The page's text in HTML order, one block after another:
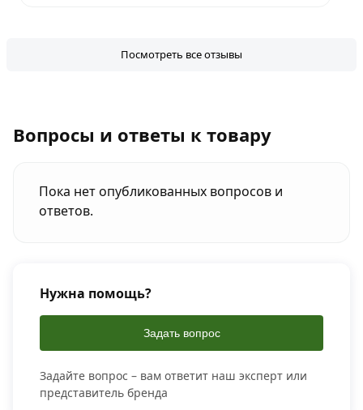
Посмотреть все отзывы
Вопросы и ответы к товару
Пока нет опубликованных вопросов и
ответов.
Нужна помощь?
Задать вопрос
Задайте вопрос – вам ответит наш эксперт или
представитель бренда